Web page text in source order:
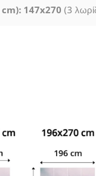
cm): 147x270 (3